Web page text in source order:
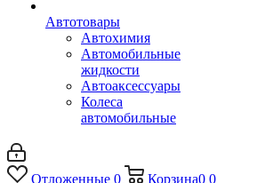
Автотовары
Автохимия
Автомобильные
жидкости
Автоаксессуары
Колеса
автомобильные
Отложенные 0 Корзина0 0